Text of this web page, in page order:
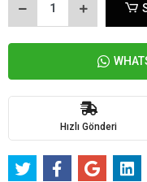
Hızlı Gönderi